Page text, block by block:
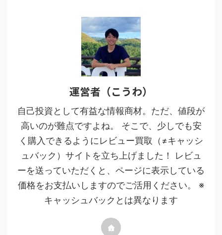
運営者（こうわ）
自己投資として有益な情報商材。ただ、値段が
高いのが難点ですよね。 そこで、少しでも安
く購入できるようにレビュー買取（≠キャッシ
ュバック）サイトを立ち上げました！ レビュ
ーを送っていただくと、ページに表示している
価格をお支払いしますのでご活用ください。 ※
キャッシュバックとは異なります